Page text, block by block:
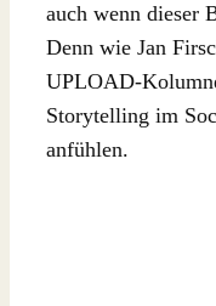
auch wenn dieser
Denn wie Jan
UPLOAD-
Storytelling im
anfühlen.